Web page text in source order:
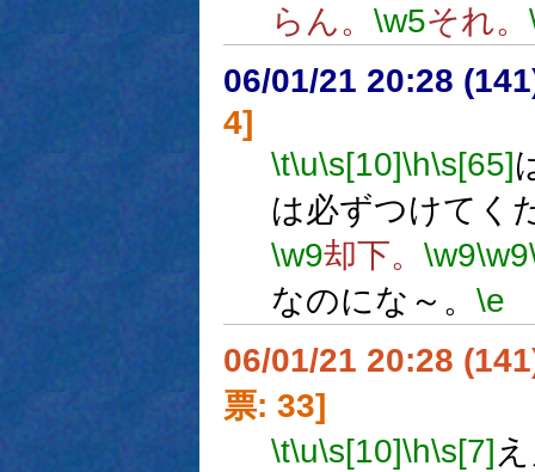
らん。 \w5それ。
06/01/21 20:28
4]
\t\u\s[10]\h\s[65]
は必ずつけてく
\w9却下。 \w9\w9
なのにな～。 \e
06/01/21 20:28
票: 33]
\t\u\s[10]\h\s[7]